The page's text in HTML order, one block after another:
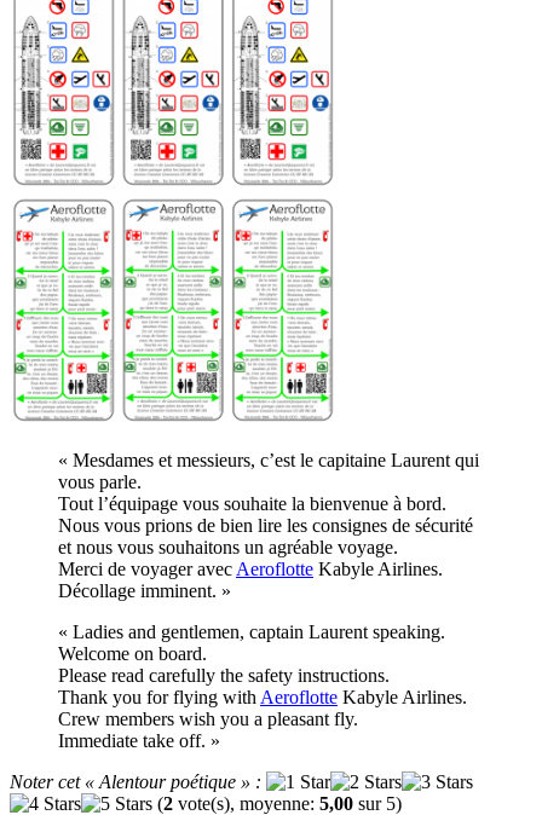
« Mesdames et messieurs, c’est le capitaine Laurent qui
vous parle.
Tout l’équipage vous souhaite la bienvenue à bord.
Nous vous prions de bien lire les consignes de sécurité
et nous vous souhaitons un agréable voyage.
Merci de voyager avec Aeroflotte Kabyle Airlines.
Décollage imminent. »
« Ladies and gentlemen, captain Laurent speaking.
Welcome on board.
Please read carefully the safety instructions.
Thank you for flying with Aeroflotte Kabyle Airlines.
Crew members wish you a pleasant fly.
Immediate take off. »
Noter cet « Alentour poétique » :
(2 vote(s), moyenne: 5,00 sur 5)